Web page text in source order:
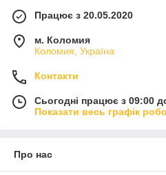
Працює з 20.05.2020
м. Коломия
Коломия, Україна
Контакти
Сьогодні працює з 09:00
Показати весь графік
Про нас